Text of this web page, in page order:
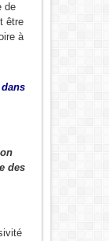
de
être
à
des